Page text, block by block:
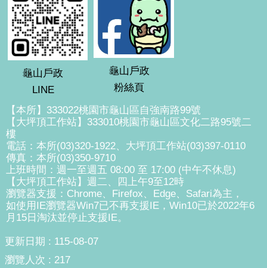
龜山戶政
LINE
龜山戶政
粉絲頁
【本所】333022桃園市龜山區自強南路99號
【大坪頂工作站】333010桃園市龜山區文化二路95號二
樓
電話：本所(03)320-1922、大坪頂工作站(03)397-0110
傳真：本所(03)350-9710
上班時間：週一至週五 08:00 至 17:00 (中午不休息)
【大坪頂工作站】週二、四上午9至12時
瀏覽器支援：Chrome、Firefox、Edge、Safari為主，
如使用IE瀏覽器Win7已不再支援IE，Win10已於2022年6
月15日淘汰並停止支援IE。
更新日期
115-08-07
瀏覽人次
217